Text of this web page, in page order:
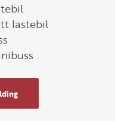
lastebil